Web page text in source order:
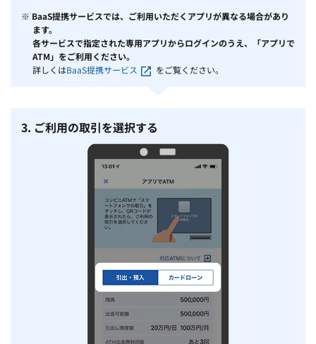
※ BaaS提携サービスでは、ご利用いただくアプリが異なる場合があり
ます。
各サービスで指定された専用アプリからログインのうえ、「アプリで
ATM」をご利用ください。
詳しくはBaaS提携サービス をご覧ください。
3. ご利用の取引を選択する